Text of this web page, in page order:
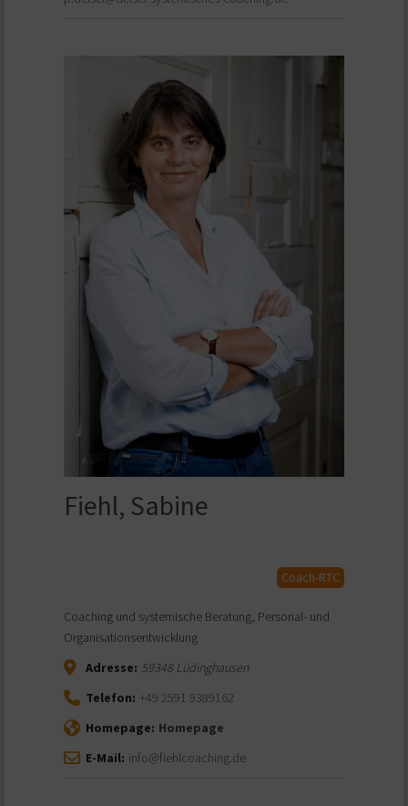
Fiehl, Sabine
Coach-RTC
Coaching und systemische Beratung, Personal- und
Organisationsentwicklung
Adresse: 59348Lüdinghausen
Telefon: +49 2591 9389162
Homepage: Homepage
E-Mail: info@fiehlcoaching.de